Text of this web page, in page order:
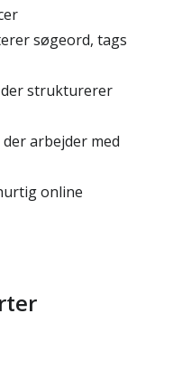
søgeord, tags
strukturerer
arbejder med
online